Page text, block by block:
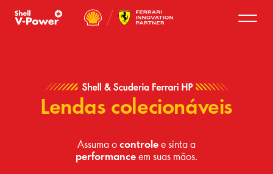
Lendas colecionáveis
Assuma ocontrolee sinta a
performanceem suas mãos.